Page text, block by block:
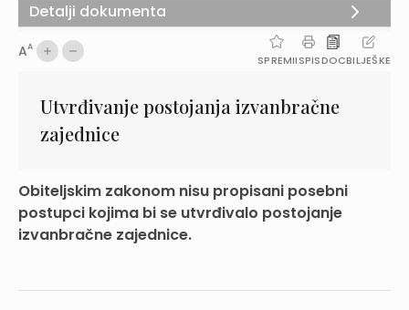
AA
SPREMIISPISDOCBILJEŠKE
Utvrđivanje postojanja izvanbračne
zajednice
Obiteljskim zakonom nisu propisani posebni
postupci kojima bi se utvrđivalo postojanje
izvanbračne zajednice.
Detalji dokumenta